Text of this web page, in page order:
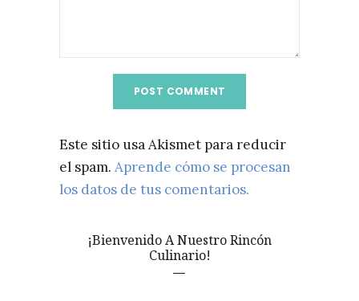
Este sitio usa Akismet para reducir
el spam. Aprende cómo se procesan
los datos de tus comentarios.
¡Bienvenido A Nuestro Rincón
Culinario!